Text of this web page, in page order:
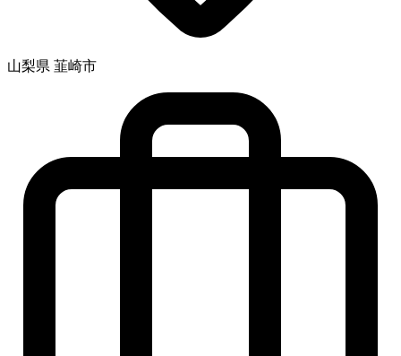
山梨県 韮崎市